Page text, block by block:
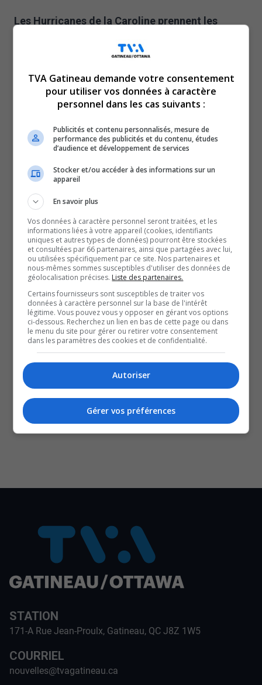
Les Hurricanes de la Caroline prennent les
Canadiens 3 à 2 en prolongation.
Les Canadiens étaient en retard 2 à 1 après une période
de jeu lorsque Lane Hutson a marqué en deuxième
période pour créer l’égalité.
Cependant, en prolongation, ce même Hutson a été
victime d’un revirement qui a finalement mené au but
Pour un deuxième match de suite, les chances des
dont un seul en troisième période et un autre en
prolongation.
La quatrième rencontre aura lieu demain, le mercredi
27 mai, au Centre Bell.
À lire aussi :
LNH | Salle comble au Centre Bell pour le match
numéro 3 des Canadiens contre les Hurricanes
Gatineau accueillera l’Omnium féminin CPKC en 2027
Après le refus, la mobilisation : une pétition pour
permettre la diffusion d’un match des Canadiens au
Centre Slush Puppie
X
SOUTENIR NOS MÉDIAS, C’EST PROTÉGER NOTRE
CULTURE ET NOTRE ÉCONOMIE
STATION
171-A Rue Jean-Proulx, Gatineau, QC J8Z 1W5
COURRIEL
nouvelles@tvagatineau.ca
TVA Gatineau demande votre consentement
pour utiliser vos données à caractère
personnel dans les cas suivants :
Publicités et contenu personnalisés, mesure de
performance des publicités et du contenu, études
d’audience et développement de services
Stocker et/ou accéder à des informations sur un
appareil
En savoir plus
Vos données à caractère personnel seront traitées, et les
informations liées à votre appareil (cookies, identifiants
uniques et autres types de données) pourront être stockées
et consultées par 66 partenaires, ainsi que partagées avec lui,
ou utilisées spécifiquement par ce site. Nos partenaires et
nous-mêmes sommes susceptibles d'utiliser des données de
géolocalisation précises. Liste des partenaires.
Certains fournisseurs sont susceptibles de traiter vos
données à caractère personnel sur la base de l'intérêt
légitime. Vous pouvez vous y opposer en gérant vos options
ci-dessous. Recherchez un lien en bas de cette page ou dans
le menu du site pour gérer ou retirer votre consentement
dans les paramètres des cookies et de confidentialité.
Autoriser
Gérer vos préférences